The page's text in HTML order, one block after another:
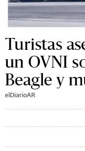
Turistas
un OVNI
Beagle y
elDiarioAR